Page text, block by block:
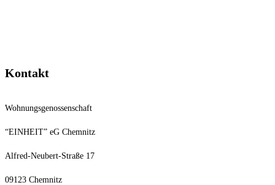
Kontakt
Wohnungsgenossenschaft
“EINHEIT” eG Chemnitz
Alfred-Neubert-Straße 17
09123 Chemnitz